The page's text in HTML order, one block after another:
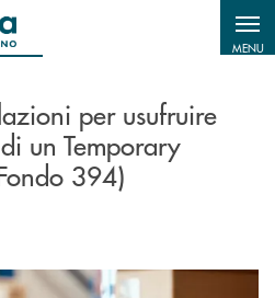
MENU
per usufruire
un Temporary
394)